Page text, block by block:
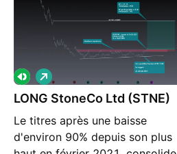
LONG StoneCo Ltd (STNE)
Le titres après une baisse
d'environ 90% depuis son plus
L
o
n